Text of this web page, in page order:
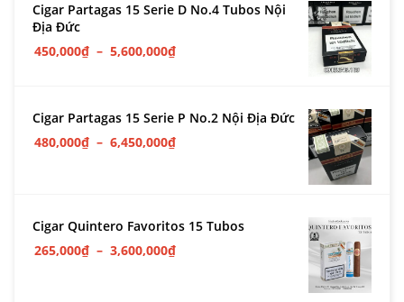
Cigar Partagas 15 Serie D No.4 Tubos Nội
Địa Đức
450,000₫ – 5,600,000₫
Cigar Partagas 15 Serie P No.2 Nội Địa Đức
480,000₫ – 6,450,000₫
Cigar Quintero Favoritos 15 Tubos
265,000₫ – 3,600,000₫